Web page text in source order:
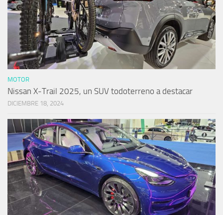
MOTOR
Nissan X-Trail 2025, un SUV todoterreno a destacar
DICIEMBRE 18, 2024